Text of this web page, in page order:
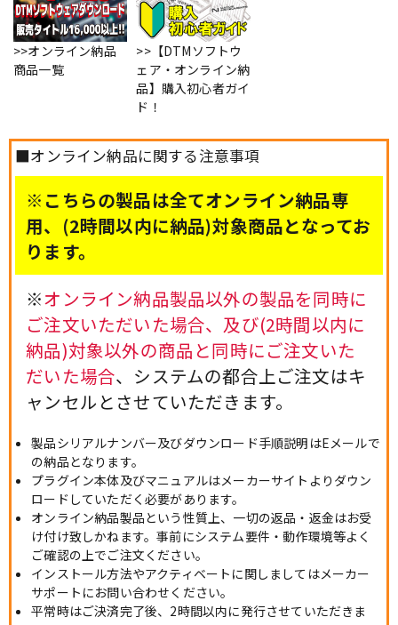
>>オンライン納品
商品一覧
>>【DTMソフトウ
ェア・オンライン納
品】購入初心者ガイ
ド！
■オンライン納品に関する注意事項
※こちらの製品は全てオンライン納品専
用、(2時間以内に納品)対象商品となってお
ります。
※オンライン納品製品以外の製品を同時に
ご注文いただいた場合、及び(2時間以内に
納品)対象以外の商品と同時にご注文いた
だいた場合、システムの都合上ご注文はキ
ャンセルとさせていただきます。
製品シリアルナンバー及びダウンロード手順説明はEメールで
の納品となります。
プラグイン本体及びマニュアルはメーカーサイトよりダウン
ロードしていただく必要があります。
オンライン納品製品という性質上、一切の返品・返金はお受
け付け致しかねます。事前にシステム要件・動作環境等よく
ご確認の上でご注文ください。
インストール方法やアクティベートに関しましてはメーカー
サポートにお問い合わせください。
平常時はご決済完了後、2時間以内に発行させていただきま